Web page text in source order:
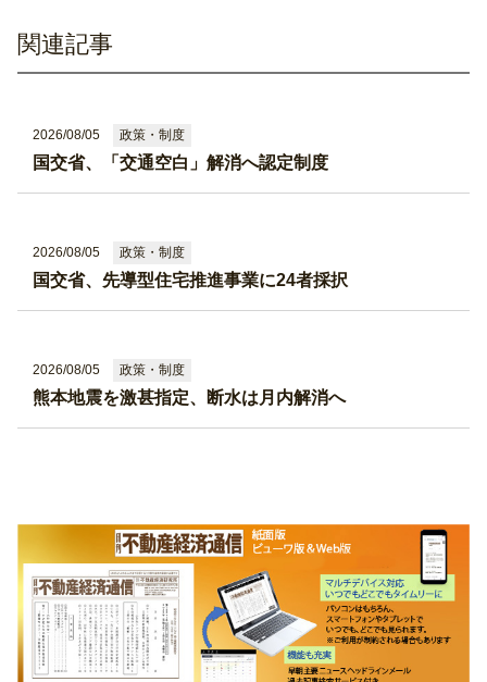
関連記事
2026/08/05 政策・制度
国交省、「交通空白」解消へ認定制度
2026/08/05 政策・制度
国交省、先導型住宅推進事業に24者採択
2026/08/05 政策・制度
熊本地震を激甚指定、断水は月内解消へ